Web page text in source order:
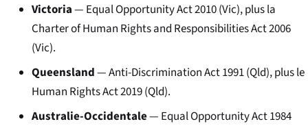
Victoria— Equal Opportunity Act 2010 (Vic), plus la
Charter of Human Rights and Responsibilities Act 2006
(Vic).
Queensland— Anti-Discrimination Act 1991 (Qld), plus le
Human Rights Act 2019 (Qld).
Australie-Occidentale— Equal Opportunity Act 1984